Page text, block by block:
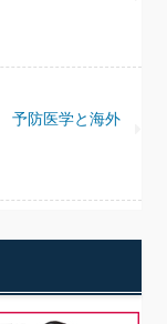
予防医学と海外